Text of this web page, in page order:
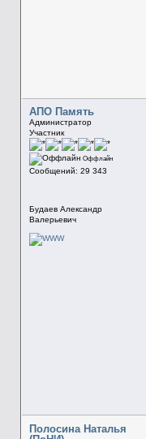
АПО Память
Администратор
Участник
Оффлайн
Сообщений: 29 343
Будаев Александр
Валерьевич
Полосина Наталья